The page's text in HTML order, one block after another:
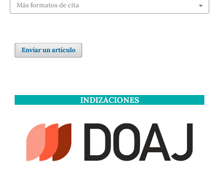
Más formatos de cita
Enviar un artículo
INDIZACIONES